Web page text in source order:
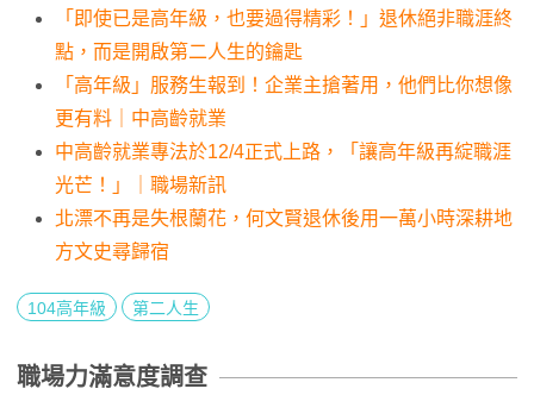
「即使已是高年級，也要過得精彩！」退休絕非職涯終
點，而是開啟第二人生的鑰匙
「高年級」服務生報到！企業主搶著用，他們比你想像
更有料｜中高齡就業
中高齡就業專法於12/4正式上路，「讓高年級再綻職涯
光芒！」｜職場新訊
北漂不再是失根蘭花，何文賢退休後用一萬小時深耕地
方文史尋歸宿
104高年級 第二人生
職場力滿意度調查